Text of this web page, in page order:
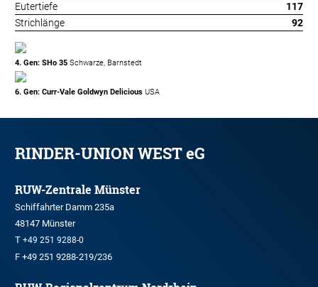
Eutertiefe
117
Strichlänge
92
4. Gen: SHo 35 Schwarze, Barnstedt
6. Gen: Curr-Vale Goldwyn Delicious USA
RINDER-UNION WEST eG
RUW-Zentrale Münster
Schiffahrter Damm 235a
48147 Münster
T +49 251 9288-0
F +49 251 9288-219/236